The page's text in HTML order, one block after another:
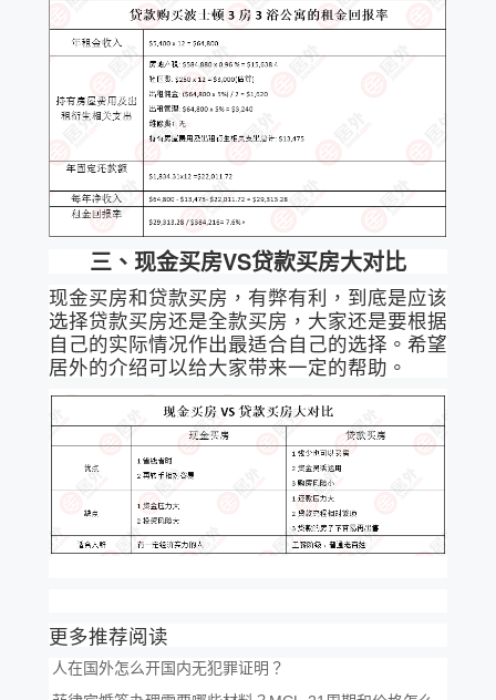
三、现金买房VS贷款买房大对比
现金买房和贷款买房，有弊有利，到底是应该
选择贷款买房还是全款买房，大家还是要根据
自己的实际情况作出最适合自己的选择。希望
居外的介绍可以给大家带来一定的帮助。
更多推荐阅读
人在国外怎么开国内无犯罪证明？